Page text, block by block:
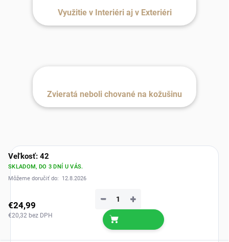
Využitie v Interiéri aj v Exteriéri
Zvieratá neboli chované na kožušinu
Veľkosť: 42
SKLADOM, DO 3 DNÍ U VÁS.
Môžeme doručiť do:
12.8.2026
€24,99
€20,32 bez DPH
+
−